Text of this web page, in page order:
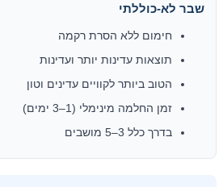
שבר לא-כוללתי
חימום ללא הסרת רקמה
תוצאות עדינות יותר ועדינות
הטוב ביותר לקוויים עדינים וטון
זמן החלמה מינימלי (1–3 ימים)
בדרך כלל 3–5 מושבים